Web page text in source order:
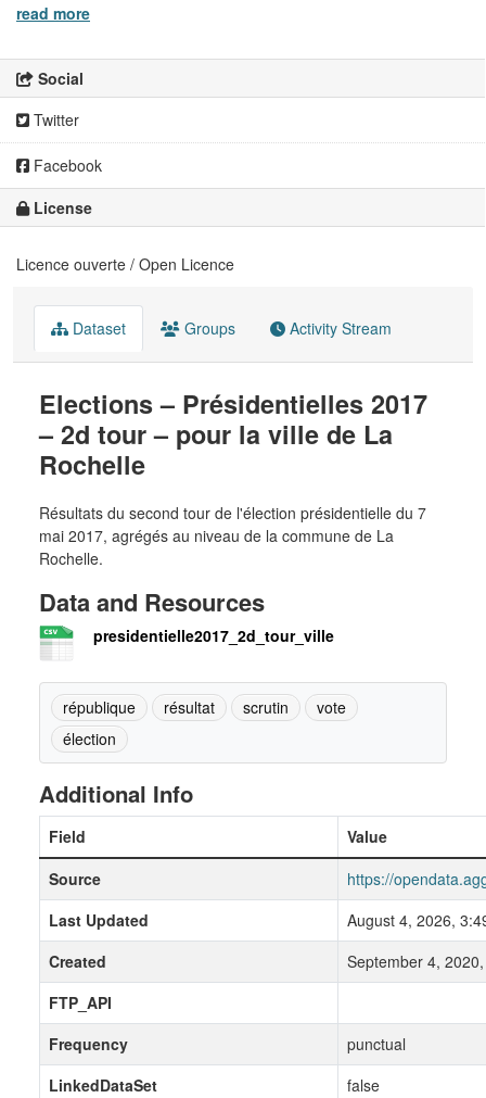
read more
Social
Twitter
Facebook
License
Licence ouverte / Open Licence
Dataset Groups Activity Stream
Elections – Présidentielles 2017
– 2d tour – pour la ville de La
Rochelle
Résultats du second tour de l'élection présidentielle du 7
mai 2017, agrégés au niveau de la commune de La
Rochelle.
Data and Resources
presidentielle2017_2d_tour_ville
république résultat scrutin
vote
élection
Additional Info
Field
Value
Source
https://
Last Updated
August 4, 2026,
Created
September 4,
FTP_API
Frequency
punctual
LinkedDataSet
false